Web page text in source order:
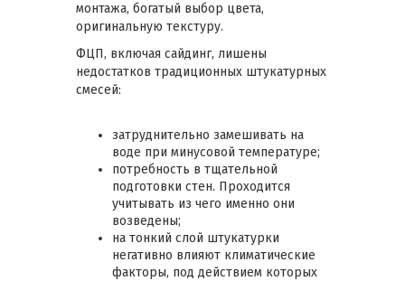
монтажа, богатый выбор цвета,
оригинальную текстуру.
ФЦП, включая сайдинг, лишены
недостатков традиционных штукатурных
смесей:
затруднительно замешивать на
воде при минусовой температуре;
потребность в тщательной
подготовки стен. Проходится
учитывать из чего именно они
возведены;
на тонкий слой штукатурки
негативно влияют климатические
факторы, под действием которых